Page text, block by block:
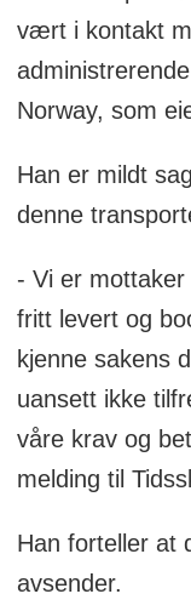
vært i kontakt
Norway, som
Han er mildt
denne
- Vi er
fritt levert og
kjenne sakens
uansett ikke
våre krav og
melding til
Han forteller at
avsender.